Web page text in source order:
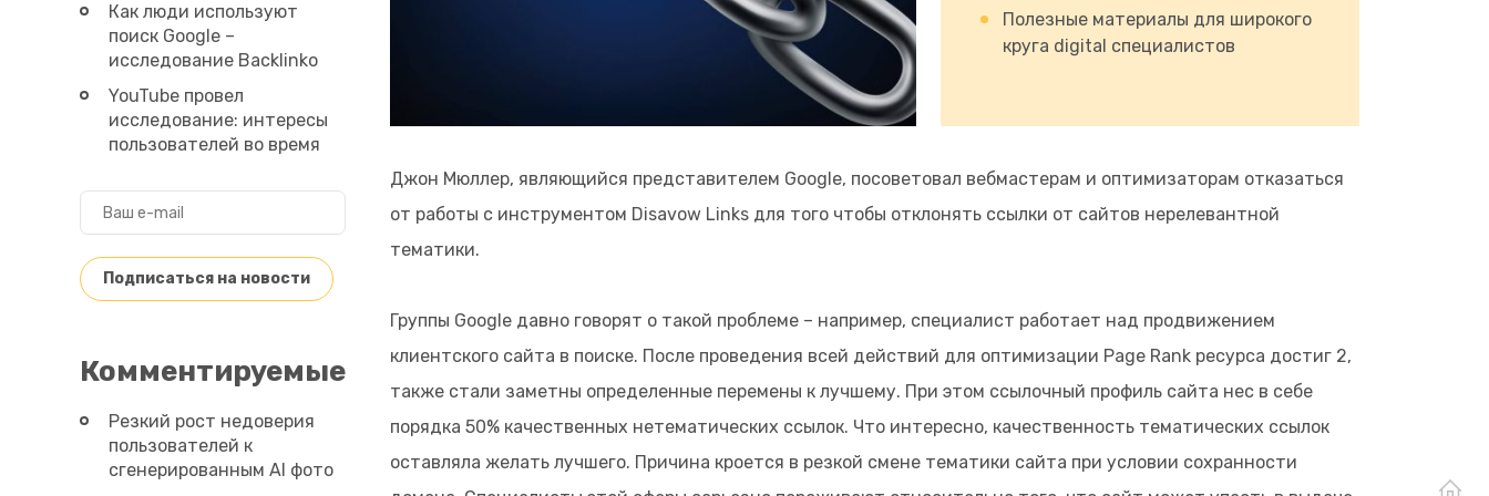
Полезные материалы для широкого
круга digital специалистов
Джон Мюллер, являющийся представителем Google, посоветовал вебмастерам и оптимизаторам отказаться
от работы с инструментом Disavow Links для того чтобы отклонять ссылки от сайтов нерелевантной
тематики.
Группы Google давно говорят о такой проблеме – например, специалист работает над продвижением
клиентского сайта в поиске. После проведения всей действий для оптимизации Page Rank ресурса достиг 2,
также стали заметны определенные перемены к лучшему. При этом ссылочный профиль сайта нес в себе
порядка 50% качественных нетематических ссылок. Что интересно, качественность тематических ссылок
оставляла желать лучшего. Причина кроется в резкой смене тематики сайта при условии сохранности
Как люди используют
поиск Google –
исследование Backlinko
YouTube провел
исследование: интересы
пользователей во время
Комментируемые
Резкий рост недоверия
пользователей к
сгенерированным AI фото